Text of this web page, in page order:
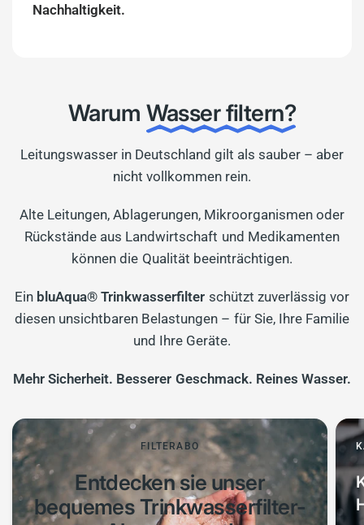
Nachhaltigkeit.
Warum Wasser filtern?
Leitungswasser in Deutschland gilt als sauber – aber
nicht vollkommen rein.
Alte Leitungen, Ablagerungen, Mikroorganismen oder
Rückstände aus Landwirtschaft und Medikamenten
können die Qualität beeinträchtigen.
Ein bluAqua® Trinkwasserfilter schützt zuverlässig vor
diesen unsichtbaren Belastungen – für Sie, Ihre Familie
und Ihre Geräte.
Mehr Sicherheit. Besserer Geschmack. Reines Wasser.
FILTERABO
Entdecken sie unser
bequemes Trinkwasserfilter-